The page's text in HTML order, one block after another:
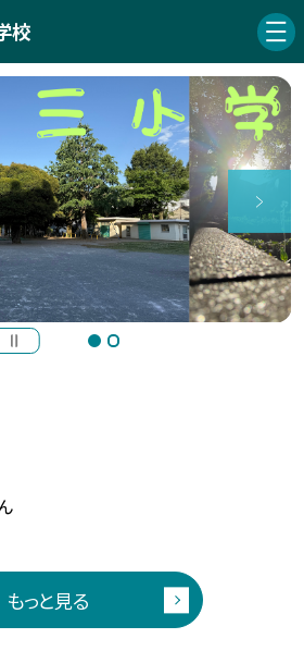
校
もっと見る